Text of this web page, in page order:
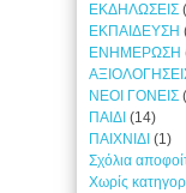
ΕΚΔΗΛΩΣΕΙΣ
ΕΚΠΑΙΔΕΥΣΗ
ΕΝΗΜΕΡΩΣΗ
ΝΕΟΙ ΓΟΝΕΙΣ
ΠΑΙΔΙ (14)
ΠΑΙΧΝΙΔΙ (1)
Σχόλια
Χωρίς